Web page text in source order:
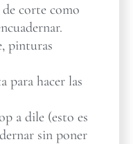
corte como
pinturas
para hacer las
a dile (esto es
sin poner